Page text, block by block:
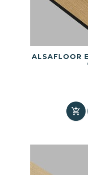
ALSAFLOOR
